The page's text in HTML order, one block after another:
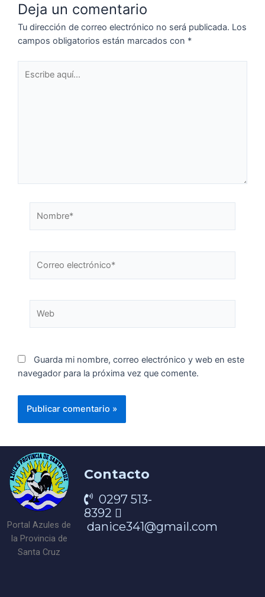
Deja un comentario
Tu dirección de correo electrónico no será publicada. Los
campos obligatorios están marcados con *
Guarda mi nombre, correo electrónico y web en este
navegador para la próxima vez que comente.
Portal Azules de
la Provincia de
Santa Cruz
Contacto
0297 513-
8392
danice341@gmail.com